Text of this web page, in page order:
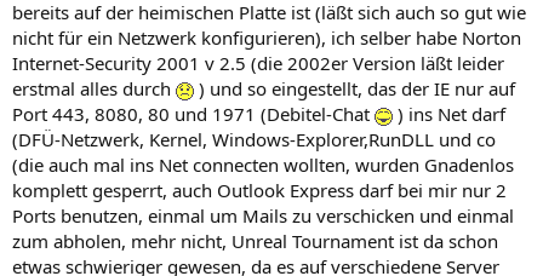
bereits auf der heimischen Platte ist (läßt sich auch so gut wie
nicht für ein Netzwerk konfigurieren), ich selber habe Norton
Internet-Security 2001 v 2.5 (die 2002er Version läßt leider
erstmal alles durch
) und so eingestellt, das der IE nur auf
Port 443, 8080, 80 und 1971 (Debitel-Chat
) ins Net darf
(DFÜ-Netzwerk, Kernel, Windows-Explorer,RunDLL und co
(die auch mal ins Net connecten wollten, wurden Gnadenlos
komplett gesperrt, auch Outlook Express darf bei mir nur 2
Ports benutzen, einmal um Mails zu verschicken und einmal
zum abholen, mehr nicht, Unreal Tournament ist da schon
etwas schwieriger gewesen, da es auf verschiedene Server